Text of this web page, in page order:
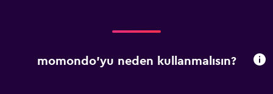
momondo'yu neden kullanmalısın?